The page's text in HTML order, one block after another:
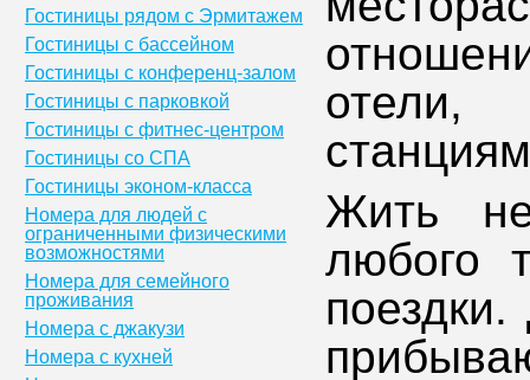
Гостиницы рядом с Эрмитажем
Гостиницы с бассейном
Гостиницы с конференц-залом
Гостиницы с парковкой
Гостиницы с фитнес-центром
Гостиницы со СПА
Гостиницы эконом-класса
Номера для людей с
ограниченными физическими
возможностями
Номера для семейного
проживания
Номера с джакузи
Номера с кухней
отели,
Жить
любого